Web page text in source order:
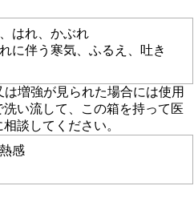
はれ、かぶれ
に伴う寒気、ふるえ、吐き
増強が見られた場合には使用
い流して、この箱を持って医
談してください。
感